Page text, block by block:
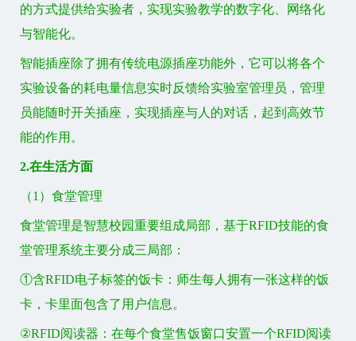
的方式提供给实验者，实现实验教学的数字化、网络化
与智能化。
智能插座除了拥有传统电源插座功能外，它可以将各个
实验设备的耗电量信息实时反馈给实验室管理员，管理
员能随时开关插座，实现插座与人的对话，起到高效节
能的作用。
2.在生活方面
（1）食堂管理
食堂管理是智慧校园重要组成局部，基于RFID技能的食
堂管理系统主要分成三局部：
①含RFID电子标签的饭卡：师生每人拥有一张这样的饭
卡，卡里面包含了用户信息。
②RFID阅读器：在每个食堂售饭窗口安置一个RFID阅读